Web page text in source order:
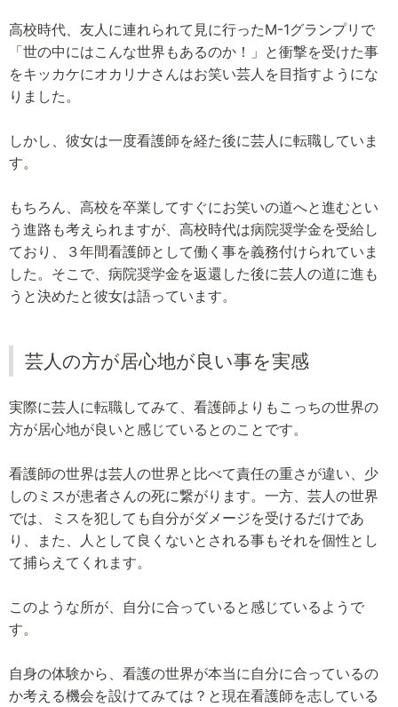
高校時代、友人に連れられて見に行ったM-1グランプリで
「世の中にはこんな世界もあるのか！」と衝撃を受けた事
をキッカケにオカリナさんはお笑い芸人を目指すようにな
りました。
しかし、彼女は一度看護師を経た後に芸人に転職していま
す。
もちろん、高校を卒業してすぐにお笑いの道へと進むとい
う進路も考えられますが、高校時代は病院奨学金を受給し
ており、３年間看護師として働く事を義務付けられていま
した。そこで、病院奨学金を返還した後に芸人の道に進も
うと決めたと彼女は語っています。
芸人の方が居心地が良い事を実感
実際に芸人に転職してみて、看護師よりもこっちの世界の
方が居心地が良いと感じているとのことです。
看護師の世界は芸人の世界と比べて責任の重さが違い、少
しのミスが患者さんの死に繋がります。一方、芸人の世界
では、ミスを犯しても自分がダメージを受けるだけであ
り、また、人として良くないとされる事もそれを個性とし
て捕らえてくれます。
このような所が、自分に合っていると感じているようで
す。
自身の体験から、看護の世界が本当に自分に合っているの
か考える機会を設けてみては？と現在看護師を志している